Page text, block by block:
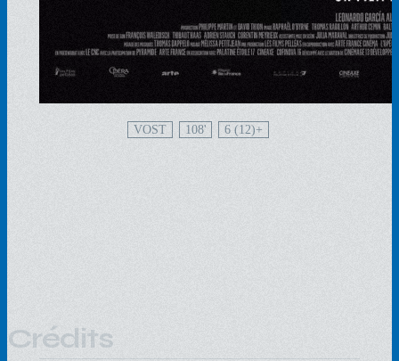
VOST 108' 6 (12)
Crédits